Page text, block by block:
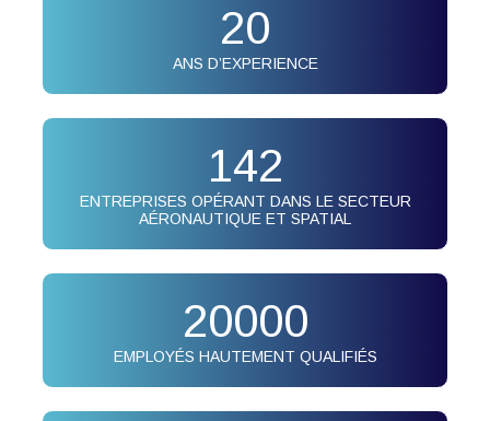
20
ANS D’EXPERIENCE
142
ENTREPRISES OPÉRANT DANS LE SECTEUR
AÉRONAUTIQUE ET SPATIAL
20000
EMPLOYÉS HAUTEMENT QUALIFIÉS